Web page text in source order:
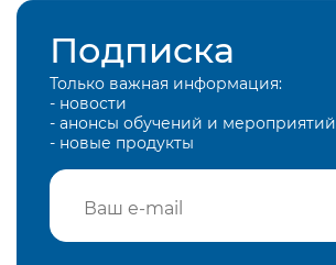
Подписка
Только важная информация:
- новости
- анонсы обучений и мероприятий
- новые продукты